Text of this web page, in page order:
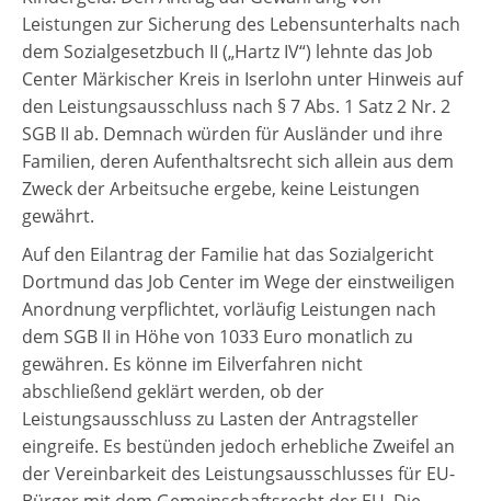
Leistungen zur Sicherung des Lebensunterhalts nach
dem Sozialgesetzbuch II („Hartz IV“) lehnte das Job
Center Märkischer Kreis in Iserlohn unter Hinweis auf
den Leistungsausschluss nach § 7 Abs. 1 Satz 2 Nr. 2
SGB II ab. Demnach würden für Ausländer und ihre
Familien, deren Aufenthaltsrecht sich allein aus dem
Zweck der Arbeitsuche ergebe, keine Leistungen
gewährt.
Auf den Eilantrag der Familie hat das Sozialgericht
Dortmund das Job Center im Wege der einstweiligen
Anordnung verpflichtet, vorläufig Leistungen nach
dem SGB II in Höhe von 1033 Euro monatlich zu
gewähren. Es könne im Eilverfahren nicht
abschließend geklärt werden, ob der
Leistungsausschluss zu Lasten der Antragsteller
eingreife. Es bestünden jedoch erhebliche Zweifel an
der Vereinbarkeit des Leistungsausschlusses für EU-